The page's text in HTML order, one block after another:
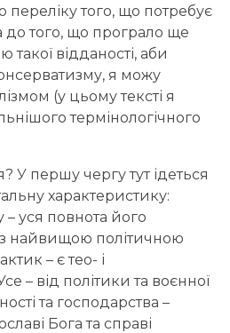
того, що потребує
до того, що програло ще
такої відданості, аби
я можу
(у цьому тексті я
термінологічного
У першу чергу тут ідеться
характеристику:
– уся повнота його
з найвищою політичною
– є тео- і
– від політики та воєнної
та господарства –
Бога та справі